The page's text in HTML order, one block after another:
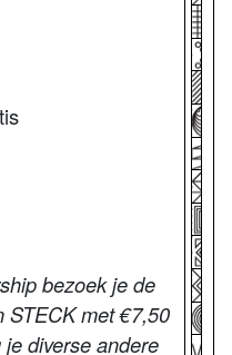
bezoek je de
STECK met €7,50
diverse andere